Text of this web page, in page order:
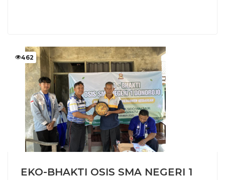
462
EKO-BHAKTI OSIS SMA NEGERI 1